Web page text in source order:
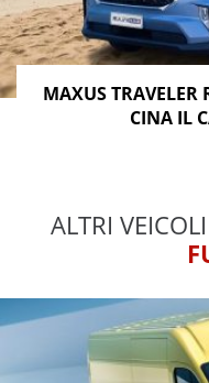
MAXUS TRAVELER
CINA IL
ALTRI